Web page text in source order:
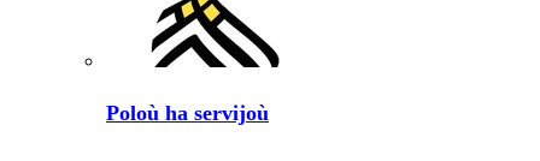
Poloù ha servijoù